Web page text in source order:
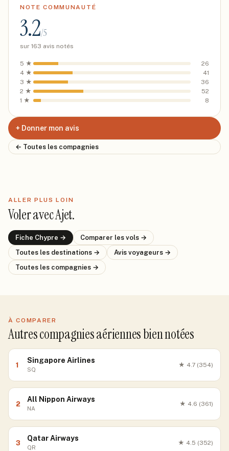
NOTE COMMUNAUTÉ
3.2/5
sur 163 avis notés
5 ★
26
4 ★
41
3 ★
36
2 ★
52
1 ★ 8
+ Donner mon avis
← Toutes les compagnies
ALLER PLUS LOIN
Voler avecAjet.
Fiche Chypre →
Comparer les vols →
Toutes les destinations →
Avis voyageurs →
Toutes les compagnies →
À COMPARER
Autres compagnies aériennes bien notées
1
Singapore Airlines
SQ
★ 4.7 (354)
2
All Nippon Airways
NA
★ 4.6 (361)
3
Qatar Airways
QR
★ 4.5 (352)